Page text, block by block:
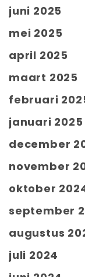
juni 2025
mei 2025
april 2025
maart 2025
februari
januari 2025
december
november
oktober
september
augustus
juli 2024